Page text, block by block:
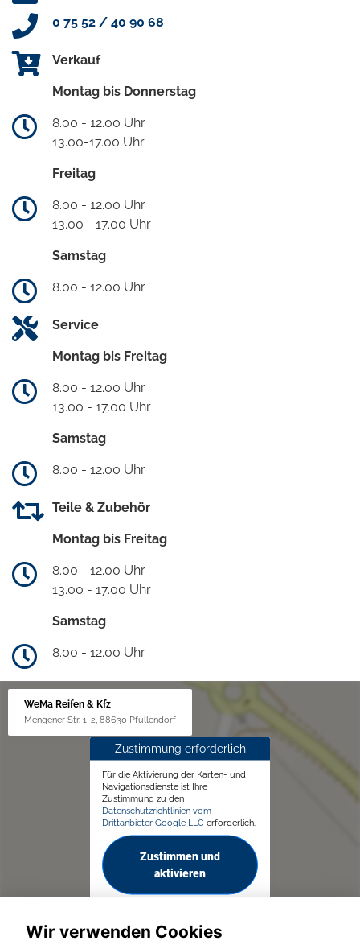
0 75 52 / 40 90 68
Verkauf
Montag bis Donnerstag
8.00 - 12.00 Uhr
13.00-17.00 Uhr
Freitag
8.00 - 12.00 Uhr
13.00 - 17.00 Uhr
Samstag
8.00 - 12.00 Uhr
Service
Montag bis Freitag
8.00 - 12.00 Uhr
13.00 - 17.00 Uhr
Samstag
8.00 - 12.00 Uhr
Teile & Zubehör
Montag bis Freitag
8.00 - 12.00 Uhr
13.00 - 17.00 Uhr
Samstag
8.00 - 12.00 Uhr
WeMa Reifen & Kfz
Mengener Str. 1-2, 88630 Pfullendorf
Zustimmung erforderlich
Für die Aktivierung der Karten- und
Navigationsdienste ist Ihre
Zustimmung zu den
Datenschutzrichtlinien vom
Drittanbieter Google LLC erforderlich.
Zustimmen und
aktivieren
Wir verwenden Cookies